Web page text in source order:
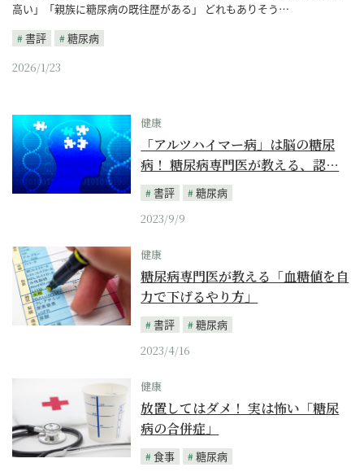
高い」「親族に糖尿病の既往歴がある」 どれもありそう…
書評
糖尿病
2026/1/23
健康
「アルツハイマー病」は脳の糖尿
病！ 糖尿病専門医が教える、認…
書評
糖尿病
2023/9/9
健康
糖尿病専門医が教える「血糖値を自
力で下げるやり方」
書評
糖尿病
2023/4/16
健康
放置してはダメ！ 実は怖い「糖尿
病の合併症」
食事
糖尿病